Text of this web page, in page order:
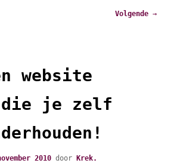
Volgende →
website
die je zelf
2010 doorKrek.